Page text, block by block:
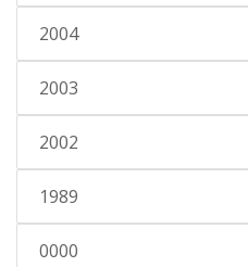
2004
2003
2002
1989
0000